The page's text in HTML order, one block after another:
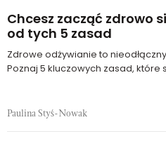
Chcesz zacząć zdrowo
od tych 5 zasad
Zdrowe odżywianie to
Poznaj 5 kluczowych zasad, które
Paulina Styś-Nowak